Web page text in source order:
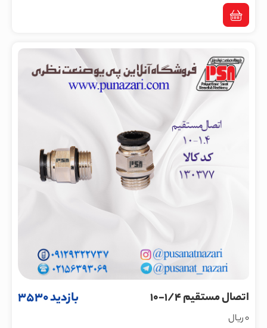
اتصال مستقیم 1/4-10 بازدید 3530
0 ریال